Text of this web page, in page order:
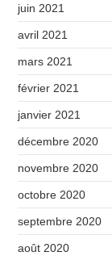
juin 2021
avril 2021
mars 2021
février 2021
janvier 2021
décembre 2020
novembre 2020
octobre 2020
septembre 2020
août 2020